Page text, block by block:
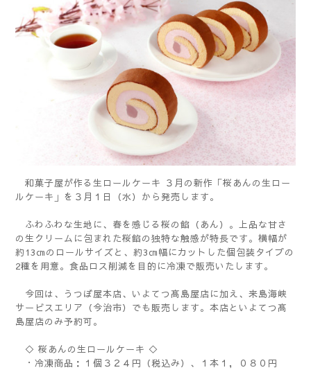
和菓子屋が作る生ロールケーキ ３月の新作「桜あんの生ロー
ルケーキ」を３月１日（水）から発売します。
ふわふわな生地に、春を感じる桜の餡（あん）。上品な甘さ
の生クリームに包まれた桜餡の独特な触感が特長です。横幅が
約13㎝のロールサイズと、約3㎝幅にカットした個包装タイプの
2種を用意。食品ロス削減を目的に冷凍で販売いたします。
今回は、うつぼ屋本店、いよてつ髙島屋店に加え、来島海峡
サービスエリア（今治市）でも販売します。本店といよてつ髙
島屋店のみ予約可。
◇ 桜あんの生ロールケーキ ◇
・冷凍商品：１個３２４円（税込み）、１本１，０８０円